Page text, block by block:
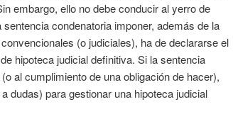
embargo, ello no debe conducir al yerro de
condenatoria imponer, además de la
(o judiciales), ha de declararse el
hipoteca judicial definitiva. Si la sentencia
al cumplimiento de una obligación de hacer),
dudas) para gestionar una hipoteca judicial